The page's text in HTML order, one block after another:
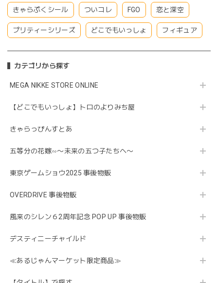
きゃらぷくシール ついコレ FGO 恋と深空
プリティーシリーズ どこでもいっしょ フィギュア
カテゴリから探す
MEGA NIKKE STORE ONLINE
【どこでもいっしょ】トロのよりみち屋
きゃらっぴんすとあ
五等分の花嫁∽〜未来の五つ子たちへ〜
東京ゲームショウ2025 事後物販
OVERDRIVE 事後物販
風来のシレン６2周年記念 POP UP 事後物販
デスティニーチャイルド
≪あるじゃんマーケット限定商品≫